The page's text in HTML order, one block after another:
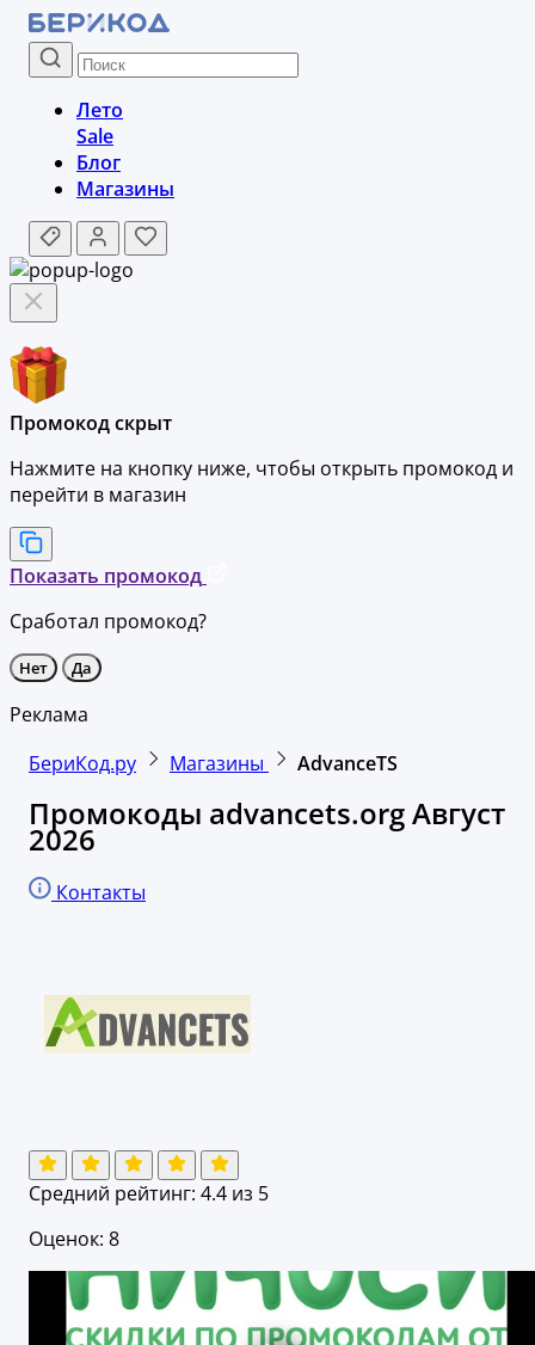
Лето
Sale
Блог
Магазины
Промокод скрыт
Нажмите на кнопку ниже, чтобы открыть промокод и
перейти в магазин
Показать промокод
Сработал промокод?
Нет Да
Реклама
БериКод.ру
Магазины AdvanceTS
Промокоды advancets.org Август
2026
Контакты
Средний рейтинг: 4.4 из 5
Оценок: 8